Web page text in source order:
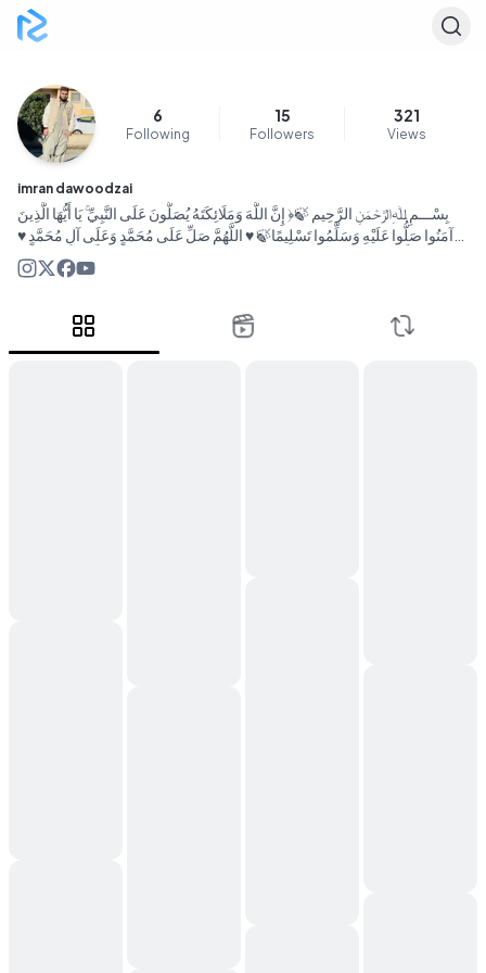
6
Following
15
Followers
321
Views
imran dawoodzai
بِسْـــمِ ﷲِالرَّحْمَنِ الرَّحِيم 🍃‌‏﴿ إِنَّ اللَّهَ وَمَلَائِكَتَهُ يُصَلُّونَ عَلَى النَّبِيِّ ۚ يَا أَيُّهَا الَّذِينَ
آمَنُوا صَلُّوا عَلَيْهِ وَسَلِّمُوا تَسْلِيمًا🍃 ♥ اللَّهُمَّ صَلِّ عَلَى مُحَمَّدٍ وَعَلَى آلِ مُحَمَّدٍ ♥
كَمَا صَلَّیْتَ عَلَى إِبْرَاهِیمَ وَعَلَى آلِ إِبْرَاهِیمَ إِنَّكَ حَمِیدٌ مَجِیدٌ ♥ اللَّهُمَّ بَارِكْ عَلَى
مُحَمَّدٍ وَعَلَى آلِ مُحَمَّدٍ ♥ كَمَا بَارَكْتَ عَلَى إِبْرَ